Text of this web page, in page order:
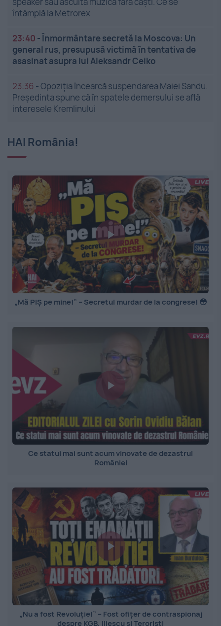
întâmplă la Metrorex
23:40 -Înmormântare secretă la Moscova: Un
general rus, presupusă victimă în tentativa de
asasinat asupra lui Aleksandr Ceiko
23:36 -Opoziția încearcă suspendarea Maiei Sandu.
Președinta spune că în spatele demersului se află
interesele Kremlinului
HAI România!
„Mă PIȘ pe mine!” – Secretul murdar de la congrese! 😳
Ce statui mai sunt acum vinovate de dezastrul
României
„Nu a fost Revoluție!” – Fost ofițer de contraspionaj
despre KGB, Iliescu și Teroriști